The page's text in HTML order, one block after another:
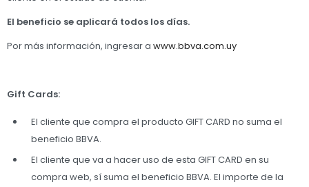
El beneficio se aplicará todos los días.
Por más información, ingresar a www.bbva.com.uy
Gift Cards:
El cliente que compra el producto GIFT CARD no suma el
beneficio BBVA.
El cliente que va a hacer uso de esta GIFT CARD en su
compra web, sí suma el beneficio BBVA. El importe de la